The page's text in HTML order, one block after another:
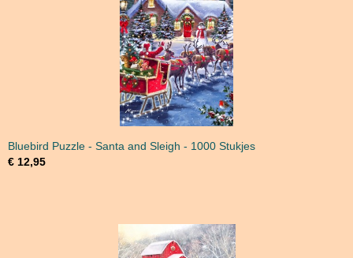
Bluebird Puzzle - Santa and Sleigh - 1000 Stukjes
€ 12,95